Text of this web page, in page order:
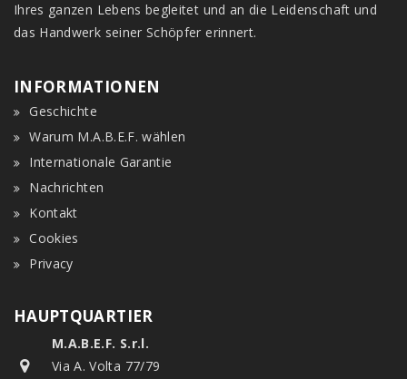
Ihres ganzen Lebens begleitet und an die Leidenschaft und
das Handwerk seiner Schöpfer erinnert.
INFORMATIONEN
Geschichte
Warum M.A.B.E.F. wählen
Internationale Garantie
Nachrichten
Kontakt
Cookies
Privacy
HAUPTQUARTIER
M.A.B.E.F. S.r.l.
Via A. Volta 77/79